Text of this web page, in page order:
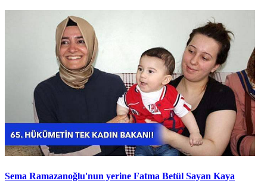
Sema Ramazanoğlu'nun yerine Fatma Betül Sayan Kaya